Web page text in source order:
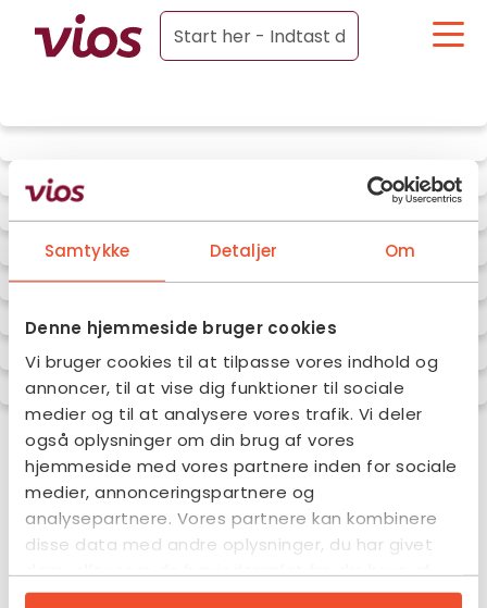
Samtykke Detaljer Om
Denne hjemmeside bruger cookies
Vi bruger cookies til at tilpasse vores indhold og
annoncer, til at vise dig funktioner til sociale
medier og til at analysere vores trafik. Vi deler
også oplysninger om din brug af vores
hjemmeside med vores partnere inden for sociale
medier, annonceringspartnere og
analysepartnere. Vores partnere kan kombinere
disse data med andre oplysninger, du har givet
dem, eller som de har indsamlet fra din brug af
deres tjenester.